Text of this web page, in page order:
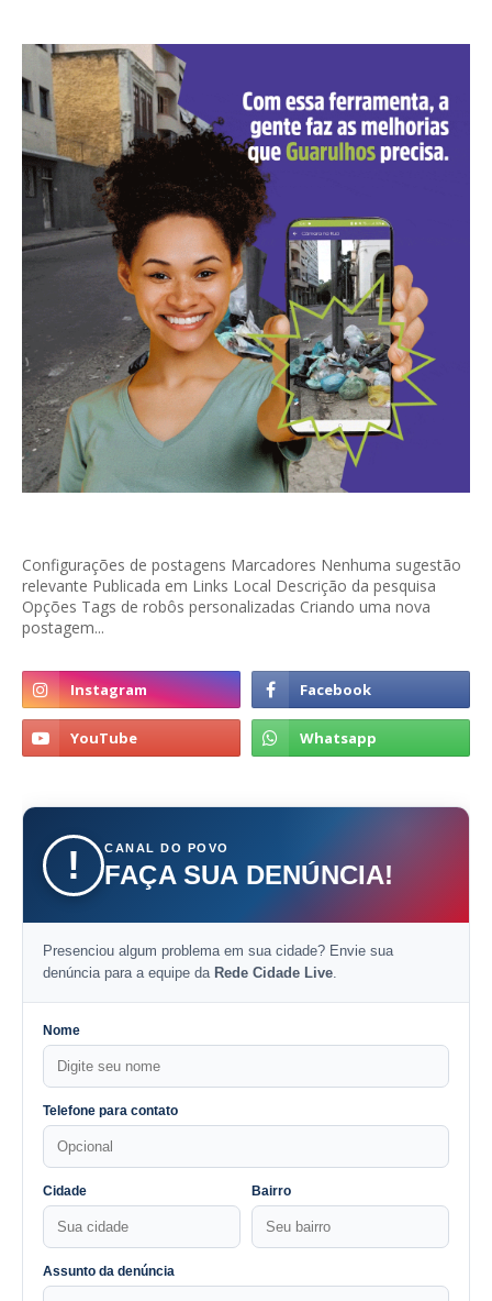
Configurações de postagens Marcadores Nenhuma sugestão
relevante Publicada em Links Local Descrição da pesquisa
Opções Tags de robôs personalizadas Criando uma nova
postagem...
! CANAL DO POVO
FAÇA SUA DENÚNCIA!
Presenciou algum problema em sua cidade? Envie sua
denúncia para a equipe da Rede Cidade Live.
Nome
Telefone para contato
Cidade Bairro
Assunto da denúncia